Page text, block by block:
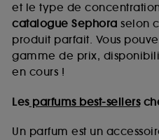
et le type de
catalogue Sephora selon
produit parfait. Vous
gamme de prix,
en cours !
Lesparfums best-sellers
Un parfum est un